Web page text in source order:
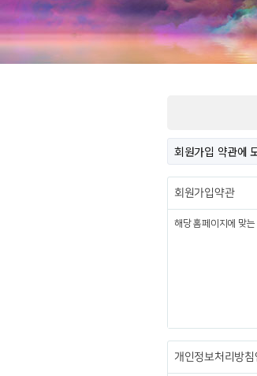
회원가입 약관에
회원가입약관
개인정보처리방침